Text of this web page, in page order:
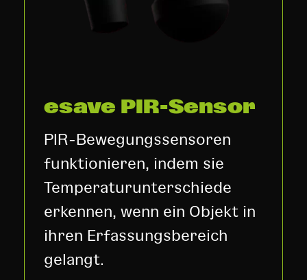
esave PIR-Sensor
PIR-Bewegungssensoren
funktionieren, indem sie
Temperaturunterschiede
erkennen, wenn ein Objekt in
ihren Erfassungsbereich
gelangt.